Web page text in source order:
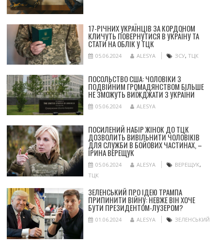
17-РІЧНИХ УКРАЇНЦІВ ЗА КОРДОНОМ
КЛИЧУТЬ ПОВЕРНУТИСЯ В УКРАЇНУ ТА
СТАТИ НА ОБЛІК У ТЦК
05.06.2024 ALESYA ЗСУ, ТЦК
ПОСОЛЬСТВО США: ЧОЛОВІКИ З
ПОДВІЙНИМ ГРОМАДЯНСТВОМ БІЛЬШЕ
НЕ ЗМОЖУТЬ ВИЇЖДЖАТИ З УКРАЇНИ
05.06.2024 ALESYA
ПОСИЛЕНИЙ НАБІР ЖІНОК ДО ТЦК
ДОЗВОЛИТЬ ВИВІЛЬНИТИ ЧОЛОВІКІВ
ДЛЯ СЛУЖБИ В БОЙОВИХ ЧАСТИНАХ, –
ІРИНА ВЕРЕЩУК
05.06.2024 ALESYA ВЕРЕЩУК,
ТЦК
ЗЕЛЕНСЬКИЙ ПРО ІДЕЮ ТРАМПА
ПРИПИНИТИ ВІЙНУ: НЕВЖЕ ВІН ХОЧЕ
БУТИ ПРЕЗИДЕНТОМ-ЛУЗЕРОМ?
01.06.2024 ALESYA ЗЕЛЕНСЬКИЙ